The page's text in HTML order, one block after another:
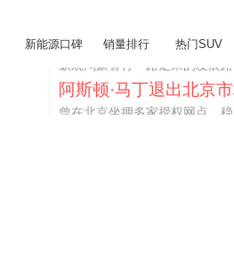
新能源口碑 销量排行 热门SUV